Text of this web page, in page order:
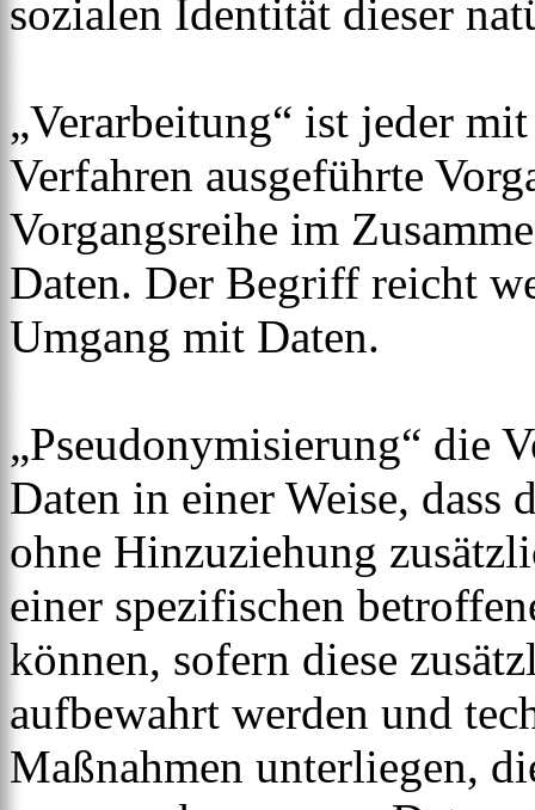
sozialen Identität dieser
„Verarbeitung“ ist jeder
Verfahren ausgeführte
Vorgangsreihe im
Daten. Der Begriff reicht
Umgang mit Daten.
„Pseudonymisierung“ die
Daten in einer Weise, dass
ohne Hinzuziehung
einer spezifischen
können, sofern diese
aufbewahrt werden und
Maßnahmen unterliegen,